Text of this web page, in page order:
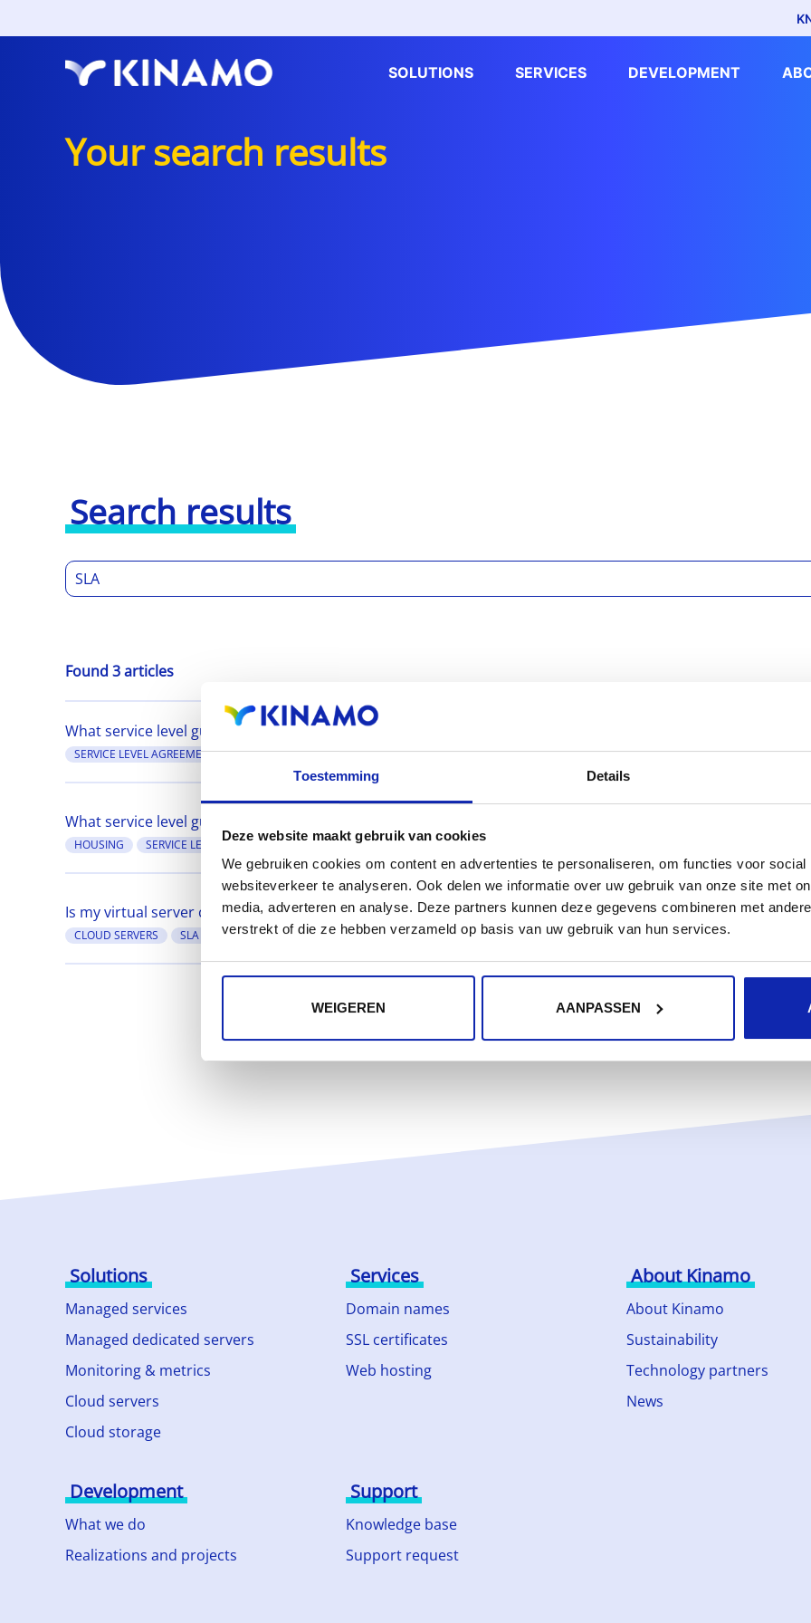
Toestemming Details
Deze website maakt gebruik van cookies
We gebruiken cookies om content en advertenties te personaliseren, om functies voor
websiteverkeer te analyseren. Ook delen we informatie over uw gebruik van onze site met
media, adverteren en analyse. Deze partners kunnen deze gegevens combineren met
verstrekt of die ze hebben verzameld op basis van uw gebruik van hun services.
WEIGEREN AANPASSEN
SOLUTIONS SERVICES DEVELOPMENT
Your search results
Search results
Found 3 articles
What service level guarantees (SLA) are applicable to a dedicated server?
SERVICE LEVEL AGREEMENT SLA
What service level guarantees (SLA) are available for a server housing (co-location)?
HOUSING SERVICE LEVEL AGREEMENT SLA
Is my virtual server covered by a Service Level Agreement (SLA)?
CLOUD SERVERS SLA VIRTUELE SERVERS
Solutions
Managed services
Managed dedicated servers
Monitoring & metrics
Cloud servers
Cloud storage
Services
Domain names
SSL certificates
Web hosting
About Kinamo
About Kinamo
Sustainability
Technology partners
News
Development
What we do
Realizations and projects
Support
Knowledge base
Support request